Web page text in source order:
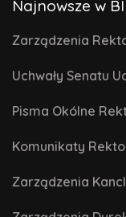
Najnowsze w
Zarządzenia
Uchwały Senatu
Pisma Okólne
Komunikaty
Zarządzenia